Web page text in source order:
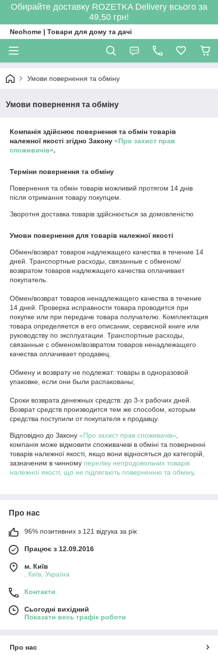
Обирайте доставку ROZETKA Delivery всього за
49,50 грн!
Neohome | Товари для дому та дачі
Умови повернення та обміну
Умови повернення та обміну
Компанія здійснює повернення та обмін товарів
належної якості згідно Закону «Про захист прав
споживачів».
Терміни повернення та обміну
Повернення та обмін товарів можливий протягом 14 днів
після отримання товару покупцем.
Зворотня доставка товарів здійснюється за домовленістю
Умови повернення для товарів належної якості
Обмен/возврат товаров надлежащего качества в течение 14
дней. Транспортные расходы, связанные с обменом/
возвратом товаров надлежащего качества оплачивает
покупатель.
Обмен/возврат товаров ненадлежащего качества в течение
14 дней. Проверка исправности товара проводится при
покупке или при передаче товара получателю. Комплектация
товара определяется в его описании, сервисной книге или
руководству по эксплуатации. Транспортные расходы,
связанные с обменом/возвратом товаров ненадлежащего
качества оплачивает продавец.
Обмену и возврату не подлежат: товары в одноразовой
упаковке, если они были распакованы;
Сроки возврата денежных средств: до 3-х рабочих дней.
Возврат средств производится тем же способом, которым
средства поступили от покупателя к продавцу.
Відповідно до Закону «Про захист прав споживачів»
компанія може відмовити споживачеві в обміні та поверненні
товарів належної якості, якщо вони відносяться до категорій,
зазначеним в чинному переліку непродовольчих товарів
належної якості, що не підлягають поверненню та обміну.
Про нас
96% позитивних з 121 відгука за рік
Працює з 12.09.2016
м. Київ
, Київ, Україна
Контакти
Сьогодні вихідний
Показати весь графік роботи
Про нас